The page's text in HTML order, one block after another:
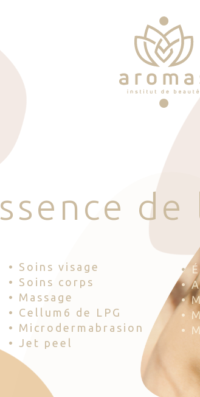
sse nce d e
• Soins visage
• Soins corps
• Massage
• Cellum6 de LPG
• Microdermabrasion
• Jet peel
•
•
•
•
•